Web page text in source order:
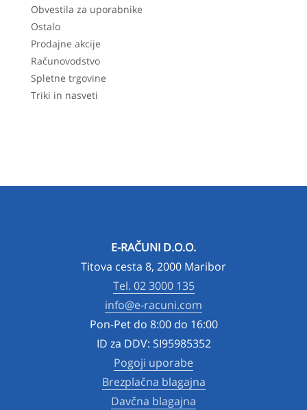
Obvestila za uporabnike
Ostalo
Prodajne akcije
Računovodstvo
Spletne trgovine
Triki in nasveti
E-RAČUNI D.O.O.
Titova cesta 8, 2000 Maribor
Tel. 02 3000 135
info@e-racuni.com
Pon-Pet do 8:00 do 16:00
ID za DDV: SI95985352
Pogoji uporabe
Brezplačna blagajna
Davčna blagajna